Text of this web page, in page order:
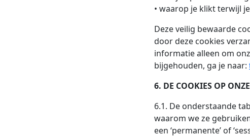
• waarop je klikt terwijl
Deze veilig bewaarde
door deze cookies
informatie alleen om
bijgehouden, ga je naar:
6. DE COOKIES OP
6.1. De onderstaande
waarom we ze
een ‘permanente’ of